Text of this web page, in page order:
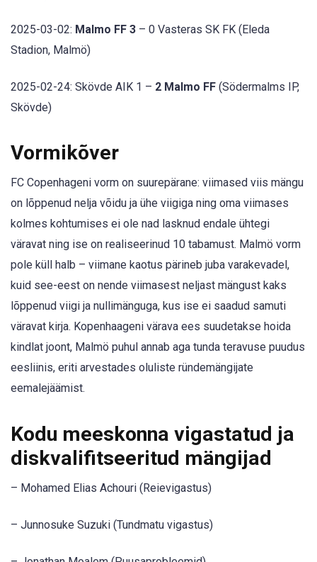
2025-03-02: Malmo FF 3 – 0 Vasteras SK FK (Eleda
Stadion, Malmö)
2025-02-24: Skövde AIK 1 – 2 Malmo FF (Södermalms IP,
Skövde)
Vormikõver
FC Copenhageni vorm on suurepärane: viimased viis mängu
on lõppenud nelja võidu ja ühe viigiga ning oma viimases
kolmes kohtumises ei ole nad lasknud endale ühtegi
väravat ning ise on realiseerinud 10 tabamust. Malmö vorm
pole küll halb – viimane kaotus pärineb juba varakevadel,
kuid see-eest on nende viimasest neljast mängust kaks
lõppenud viigi ja nullimänguga, kus ise ei saadud samuti
väravat kirja. Kopenhaageni värava ees suudetakse hoida
kindlat joont, Malmö puhul annab aga tunda teravuse puudus
eesliinis, eriti arvestades oluliste ründemängijate
eemalejäämist.
Kodu meeskonna vigastatud ja
diskvalifitseeritud mängijad
– Mohamed Elias Achouri (Reievigastus)
– Junnosuke Suzuki (Tundmatu vigastus)